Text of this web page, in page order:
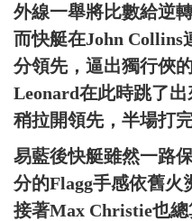
外線一舉將比數給逆
而快艇在John Collins
分領先，逼出獨行俠
Leonard在此時跳了
稍拉開領先，半場打
易藍後快艇雖然一路
分的Flagg手感依舊火
接著Max Christie也總